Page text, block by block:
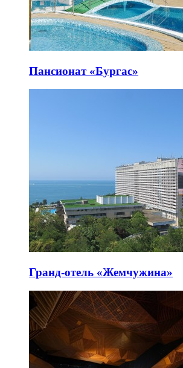
Пансионат «Бургас»
Гранд-отель «Жемчужина»